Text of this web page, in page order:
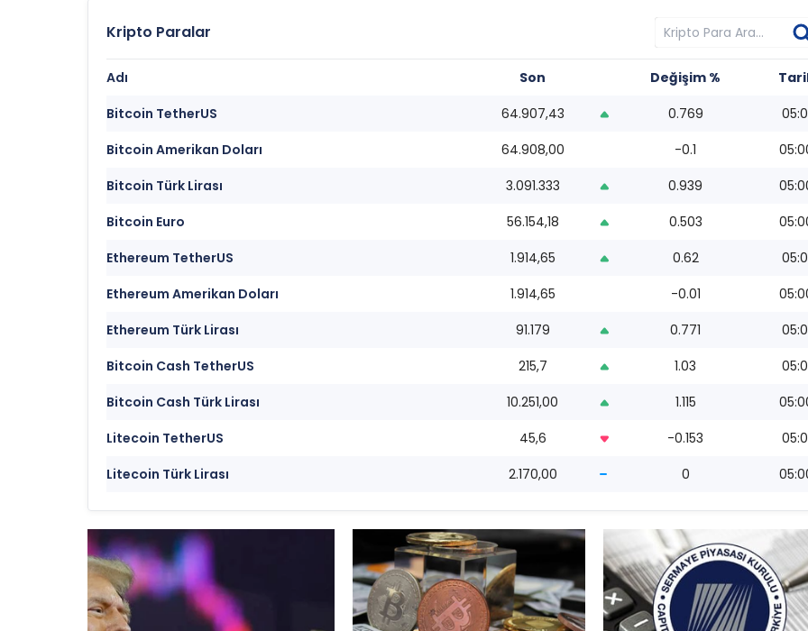
Kripto Paralar
Adı Son Değişim %
Bitcoin TetherUS
64.907,43 0.769
Bitcoin Amerikan Doları
64.908,00 -0.1
Bitcoin Türk Lirası
3.091.333 0.939
Bitcoin Euro
56.154,18 0.503
Ethereum TetherUS
1.914,65 0.62
Ethereum Amerikan Doları
1.914,65 -0.01
Ethereum Türk Lirası
91.179 0.771
Bitcoin Cash TetherUS
215,7 1.03
Bitcoin Cash Türk Lirası
10.251,00 1.115
Litecoin TetherUS
45,6 -0.153
Litecoin Türk Lirası
2.170,00 0